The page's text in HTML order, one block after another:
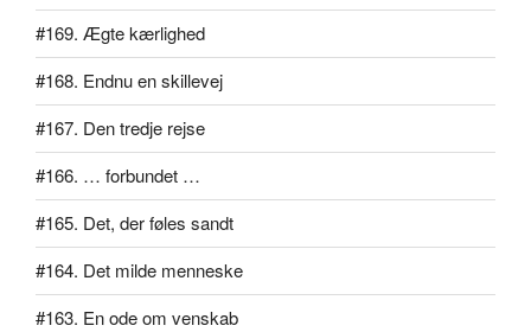
#169. Ægte kærlighed
#168. Endnu en skillevej
#167. Den tredje rejse
#166. … forbundet …
#165. Det, der føles sandt
#164. Det milde menneske
#163. En ode om venskab